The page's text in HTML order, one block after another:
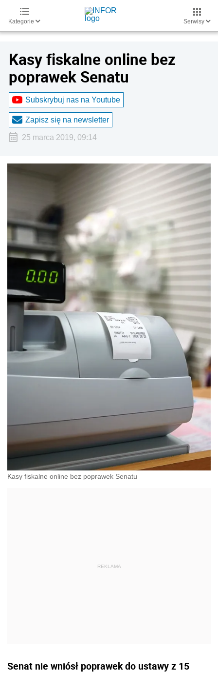
Kategorie Serwisy
Kasy fiskalne online bez
poprawek Senatu
Subskrybuj nas na Youtube
Zapisz się na newsletter
25 marca 2019, 09:14
Kasy fiskalne online bez poprawek Senatu
Senat nie wniósł poprawek do ustawy z 15